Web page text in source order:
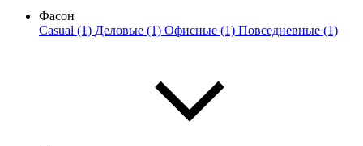
Фасон
Casual (1) Деловые (1) Офисные (1) Повседневные (1)